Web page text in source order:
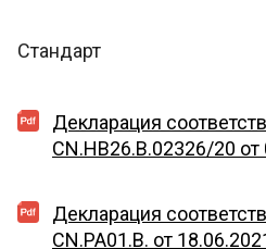
Стандарт
Декларация
CN.HB26.B.02326/20 от
Декларация
CN.PA01.B. от